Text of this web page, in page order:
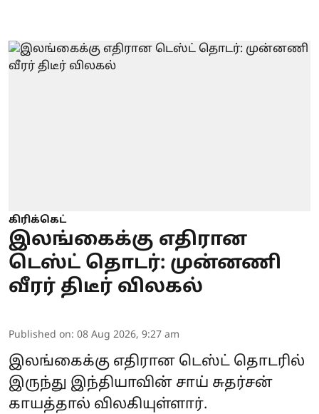
கிரிக்கெட்
இலங்கைக்கு எதிரான
டெஸ்ட் தொடர்: முன்னணி
வீரர் திடீர் விலகல்
Published on: 08 Aug 2026, 9:27 am
இலங்கைக்கு எதிரான டெஸ்ட் தொடரில்
இருந்து இந்தியாவின் சாய் சுதர்சன்
காயத்தால் விலகியுள்ளார்.